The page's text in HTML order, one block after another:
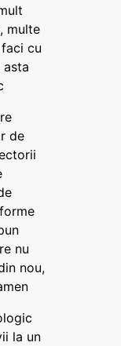
multe
cu
asta
de
nu
nou,
la un